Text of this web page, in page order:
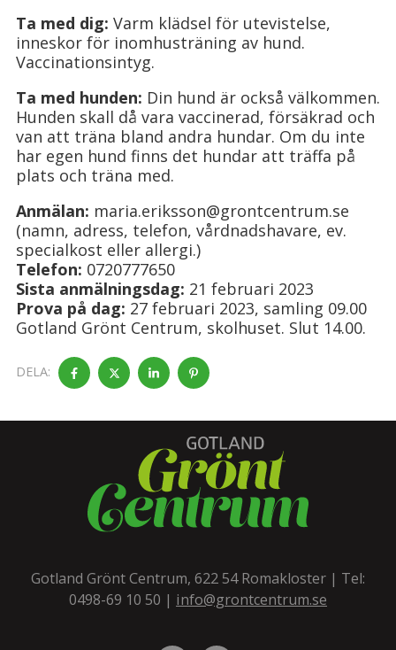
Ta med dig: Varm klädsel för utevistelse,
inneskor för inomhusträning av hund.
Vaccinationsintyg.
Ta med hunden: Din hund är också välkommen.
Hunden skall då vara vaccinerad, försäkrad och
van att träna bland andra hundar. Om du inte
har egen hund finns det hundar att träffa på
plats och träna med.
Anmälan: maria.eriksson@grontcentrum.se
(namn, adress, telefon, vårdnadshavare, ev.
specialkost eller allergi.)
Telefon: 0720777650
Sista anmälningsdag: 21 februari 2023
Prova på dag: 27 februari 2023, samling 09.00
Gotland Grönt Centrum, skolhuset. Slut 14.00.
DELA:
Gotland Grönt Centrum, 622 54 Romakloster | Tel:
0498-69 10 50 | info@grontcentrum.se